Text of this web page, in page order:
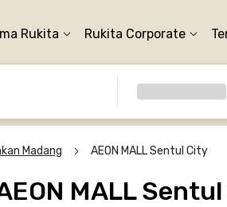
Rukita Rukita Corporate
Madang AEON MALL Sentul City
MALL